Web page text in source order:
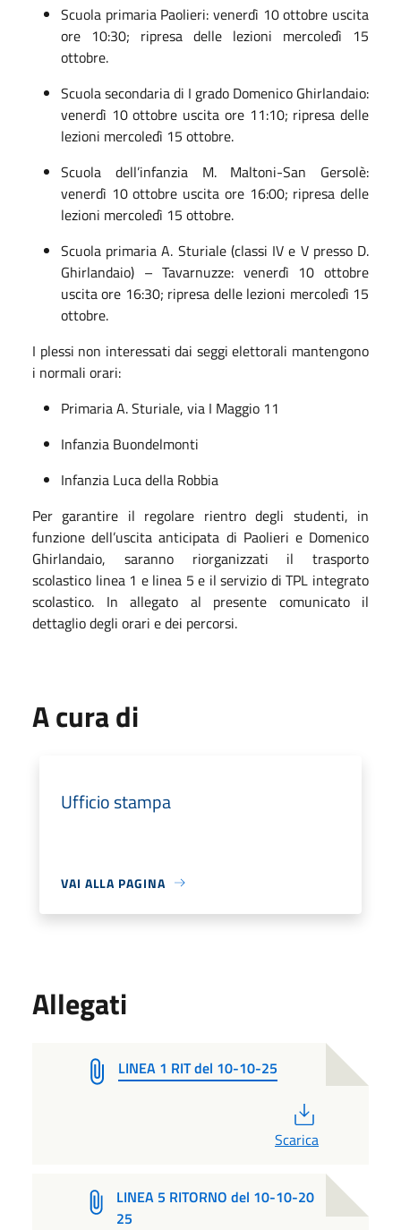
Scuola primaria Paolieri: venerdì 10 ottobre uscita
ore 10:30; ripresa delle lezioni mercoledì 15
ottobre.
Scuola secondaria di I grado Domenico Ghirlandaio:
venerdì 10 ottobre uscita ore 11:10; ripresa delle
lezioni mercoledì 15 ottobre.
Scuola dell’infanzia M. Maltoni-San Gersolè:
venerdì 10 ottobre uscita ore 16:00; ripresa delle
lezioni mercoledì 15 ottobre.
Scuola primaria A. Sturiale (classi IV e V presso D.
Ghirlandaio) – Tavarnuzze: venerdì 10 ottobre
uscita ore 16:30; ripresa delle lezioni mercoledì 15
ottobre.
I plessi non interessati dai seggi elettorali mantengono
i normali orari:
Primaria A. Sturiale, via I Maggio 11
Infanzia Buondelmonti
Infanzia Luca della Robbia
Per garantire il regolare rientro degli studenti, in
funzione dell’uscita anticipata di Paolieri e Domenico
Ghirlandaio, saranno riorganizzati il trasporto
scolastico linea 1 e linea 5 e il servizio di TPL integrato
scolastico. In allegato al presente comunicato il
dettaglio degli orari e dei percorsi.
A cura di
Ufficio stampa
VAI ALLA PAGINA
Allegati
LINEA 1 RIT del 10-10-25
Scarica
LINEA 5 RITORNO del 10-10-20
25